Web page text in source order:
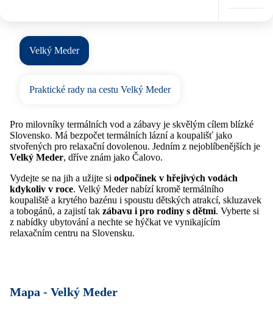
Velký Meder
Praktické rady na cestu Velký Meder
Pro milovníky termálních vod a zábavy je skvělým cílem blízké
Slovensko. Má bezpočet termálních lázní a koupališť jako
stvořených pro relaxační dovolenou. Jedním z nejoblíbenějších je
Velký Meder, dříve znám jako Čalovo.
Vydejte se na jih a užijte si odpočinek v hřejivých vodách
kdykoliv v roce. Velký Meder nabízí kromě termálního
koupaliště a krytého bazénu i spoustu dětských atrakcí, skluzavek
a tobogánů, a zajistí tak zábavu i pro rodiny s dětmi. Vyberte si
z nabídky ubytování a nechte se hýčkat ve vynikajícím
relaxačním centru na Slovensku.
Mapa - Velký Meder